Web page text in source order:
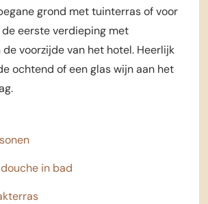
grond met tuinterras of voor
eerste verdieping met
voorzijde van het hotel. Heerlijk
ochtend of een glas wijn aan het
in bad